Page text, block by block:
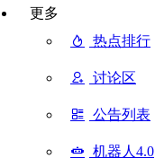
更多
热点排行
讨论区
公告列表
机器人4.0